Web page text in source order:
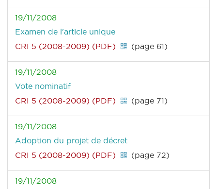
19/11/2008
Examen de l'article unique
CRI 5 (2008-2009) (PDF)
(page 61)
19/11/2008
Vote nominatif
CRI 5 (2008-2009) (PDF)
(page 71)
19/11/2008
Adoption du projet de décret
CRI 5 (2008-2009) (PDF)
(page 72)
19/11/2008